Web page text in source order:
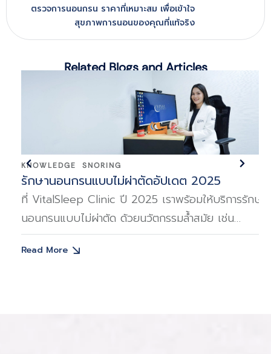
ตรวจการนอนกรน ราคาที่เหมาะสม เพื่อเข้าใจ
สุขภาพการนอนของคุณที่แท้จริง
Related Blogs and Articles
KNOWLEDGE SNORING
รักษานอนกรนแบบไม่ผ่าตัดอัปเดต 2025
ที่ VitalSleep Clinic ปี 2025 เราพร้อมให้บริการรักษา
นอนกรนแบบไม่ผ่าตัด ด้วยนวัตกรรมล้ำสมัย เช่น
โปรแกรม Emface, EXOMIND และ CoolSwiss
Read More